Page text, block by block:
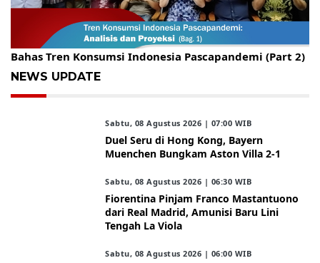
Gelar Kopdar, KBC Jakarta Raya Hadirkan Pakar Ritel
Bahas Tren Konsumsi Indonesia Pascapandemi (Part 2)
NEWS UPDATE
Sabtu, 08 Agustus 2026 | 07:00 WIB
Duel Seru di Hong Kong, Bayern
Muenchen Bungkam Aston Villa 2-1
Sabtu, 08 Agustus 2026 | 06:30 WIB
Fiorentina Pinjam Franco Mastantuono
dari Real Madrid, Amunisi Baru Lini
Tengah La Viola
Sabtu, 08 Agustus 2026 | 06:00 WIB